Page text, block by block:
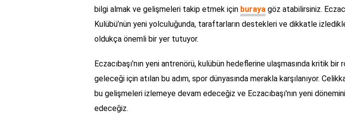
bilgi almak ve gelişmeleri takip etmek için buraya göz atabilirsiniz.
Kulübü’nün yeni yolculuğunda, taraftarların destekleri ve dikkatle
oldukça önemli bir yer tutuyor.
Eczacıbaşı'nın yeni antrenörü, kulübün hedeflerine ulaşmasında kritik bir
geleceği için atılan bu adım, spor dünyasında merakla karşılanıyor.
bu gelişmeleri izlemeye devam edeceğiz ve Eczacıbaşı'nın yeni
edeceğiz.